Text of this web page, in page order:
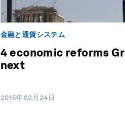
金融と通貨システム
4 economic reforms
next
2015年02月24日